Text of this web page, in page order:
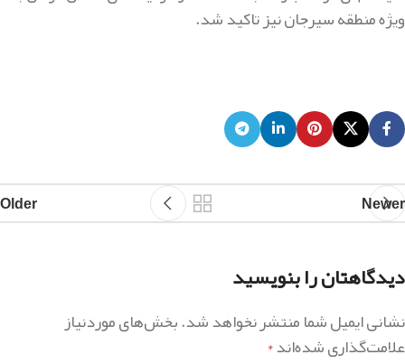
ویژه منطقه سیرجان نیز تاکید شد.
Newer
Older
دیدگاهتان را بنویسید
نشانی ایمیل شما منتشر نخواهد شد.بخش‌های موردنیاز
علامت‌گذاری شده‌اند*